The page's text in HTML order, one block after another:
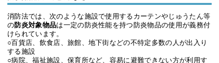
消防法では、次のような施設で使用するカーテンやじゅうたん等
の防炎対象物品は一定の防炎性能を持つ防炎物品の使用が義務付
けられています。
○百貨店、飲食店、旅館、地下街などの不特定多数の人が出入り
する施設
○病院、福祉施設、保育所など、容易に避難できない方が利用す